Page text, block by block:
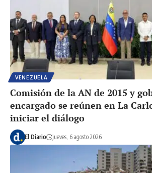
VENEZUELA
Comisión de la AN de 2015 y
encargado se reúnen en La
iniciar el diálogo
El Diario jueves, 6 agosto 2026